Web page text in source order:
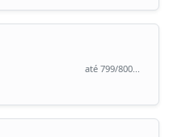
até 799/800...